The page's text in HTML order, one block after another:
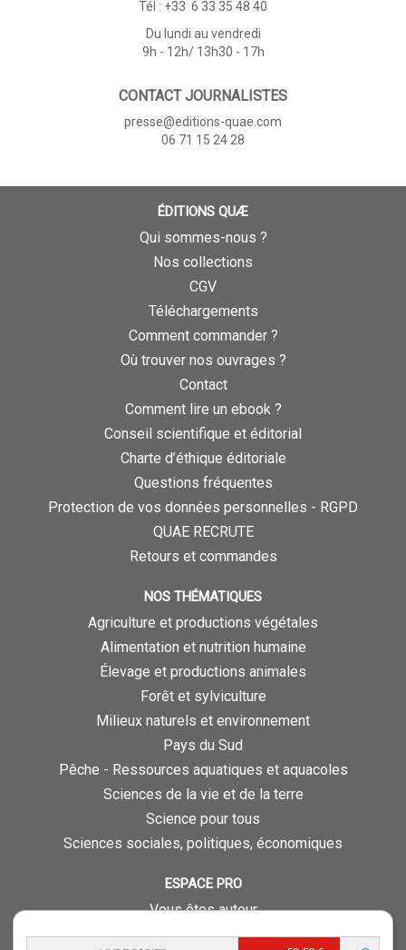
Tél : +33 6 33 35 48 40
Du lundi au vendredi
9h - 12h/ 13h30 - 17h
CONTACT JOURNALISTES
presse@editions-quae.com
06 71 15 24 28
ÉDITIONS QUÆ
Qui sommes-nous ?
Nos collections
CGV
Téléchargements
Comment commander ?
Où trouver nos ouvrages ?
Contact
Comment lire un ebook ?
Conseil scientifique et éditorial
Charte d’éthique éditoriale
Questions fréquentes
Protection de vos données personnelles - RGPD
QUAE RECRUTE
Retours et commandes
NOS THÉMATIQUES
Agriculture et productions végétales
Alimentation et nutrition humaine
Élevage et productions animales
Forêt et sylviculture
Milieux naturels et environnement
Pays du Sud
Pêche - Ressources aquatiques et aquacoles
Sciences de la vie et de la terre
Science pour tous
Sciences sociales, politiques, économiques
ESPACE PRO
Vous êtes auteur
Vous êtes journaliste